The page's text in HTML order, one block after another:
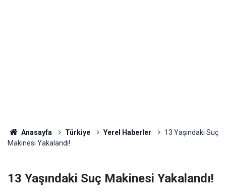
Anasayfa Türkiye Yerel Haberler
13 Yaşındaki Suç
Makinesi Yakalandı!
13 Yaşındaki Suç Makinesi Yakalandı!